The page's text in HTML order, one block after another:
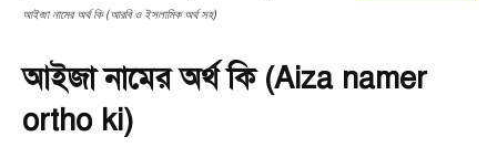
আইজা নামের অর্থ কি (আরবি ও ইসলামিক অর্থ সহ)
আইজা নামের অর্থ কি (Aiza namer
ortho ki)